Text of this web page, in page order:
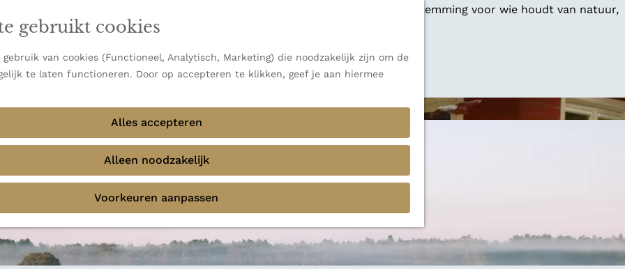
gebruikt cookies
van cookies (Functioneel, Analytisch, Marketing) die noodzakelijk zijn om de
te laten functioneren. Door op accepteren te klikken, geef je aan hiermee
Alles accepteren
Alleen noodzakelijk
Voorkeuren aanpassen
vooral bekend om zijn indrukwekkende Alpen, maar ook een veelzijdige bestemming voor wie houdt van natuur,
uitzichten.
bijjouw reisstijl
in de natuur? Onze Honeyguides geven je alle inspiratie.